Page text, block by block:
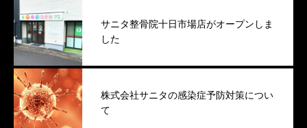
サニタ整骨院十日市場店がオープンしま
した
株式会社サニタの感染症予防対策につい
て